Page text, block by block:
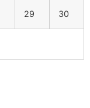
29 30